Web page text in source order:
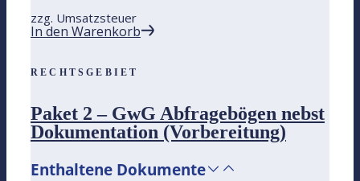
zzg. Umsatzsteuer
In den Warenkorb
RECHTSGEBIET
Paket 2 – GwG Abfragebögen nebst
Dokumentation (Vorbereitung)
Enthaltene Dokumente